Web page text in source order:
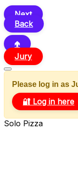
Next
Back
🢁
Jury
Please log in as
🔐 Log in here
Solo Pizza